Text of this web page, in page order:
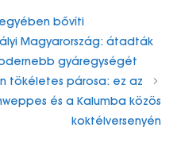
bővíti
Magyarország: átadták
gyáregységét
tökéletes párosa: ez az
és a Kalumba közös
koktélversenyén